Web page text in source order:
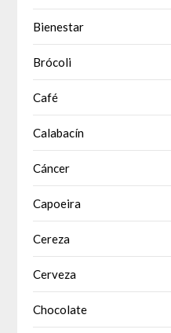
Bienestar
Brócoli
Café
Calabacín
Cáncer
Capoeira
Cereza
Cerveza
Chocolate